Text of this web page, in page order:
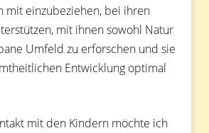
mit einzubeziehen, bei ihren
mit ihnen sowohl Natur
Umfeld zu erforschen und sie
Entwicklung optimal
mit den Kindern möchte ich